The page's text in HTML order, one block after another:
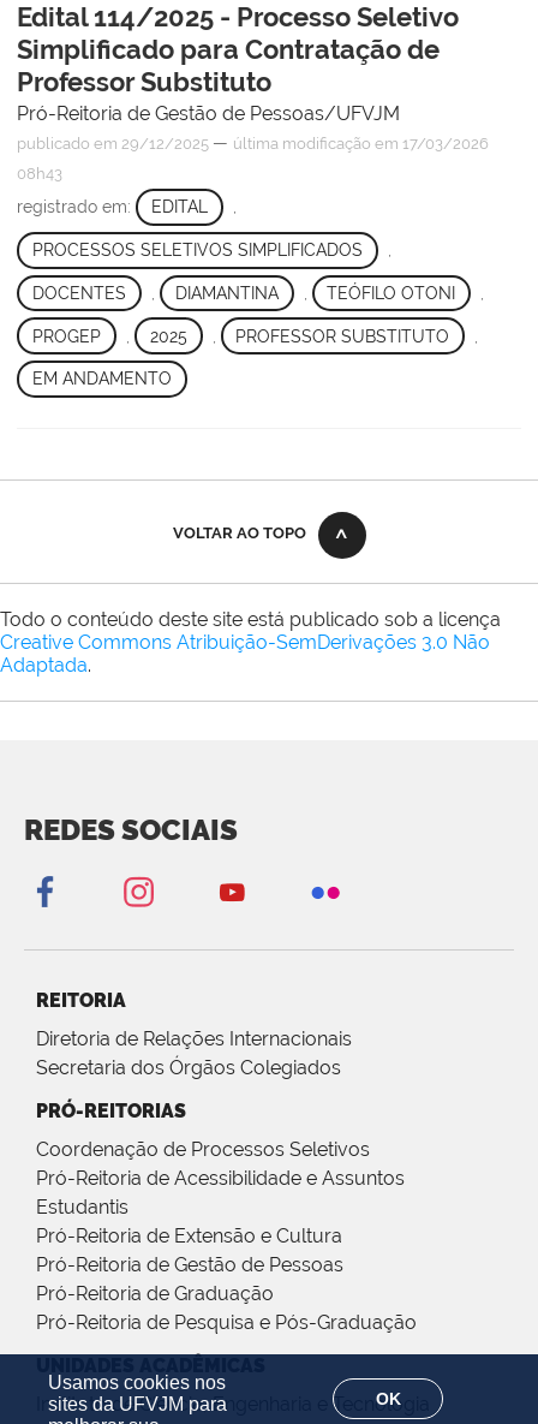
Usamos cookies nos
sites da UFVJM para
OK
Edital 114/2025 - Processo Seletivo
Simplificado para Contratação de
Professor Substituto
Pró-Reitoria de Gestão de Pessoas/UFVJM
publicado em 29/12/2025 — última modificação em 17/03/2026
08h43
registrado em: EDITAL ,
PROCESSOS SELETIVOS SIMPLIFICADOS
DOCENTES DIAMANTINA TEÓFILO OTONI
PROGEP 2025 PROFESSOR SUBSTITUTO
EM ANDAMENTO
VOLTAR AO TOPO
Todo o conteúdo deste site está publicado sob a licença
Creative Commons Atribuição-SemDerivações 3.0 Não
Adaptada.
REDES SOCIAIS
REITORIA
Diretoria de Relações Internacionais
Secretaria dos Órgãos Colegiados
PRÓ-REITORIAS
Coordenação de Processos Seletivos
Pró-Reitoria de Acessibilidade e Assuntos
Estudantis
Pró-Reitoria de Extensão e Cultura
Pró-Reitoria de Gestão de Pessoas
Pró-Reitoria de Graduação
Pró-Reitoria de Pesquisa e Pós-Graduação
Instituto de Ciência, Engenharia e Tecnologia